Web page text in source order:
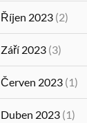
Říjen 2023 (2)
Září 2023 (3)
Červen 2023 (1)
Duben 2023 (1)